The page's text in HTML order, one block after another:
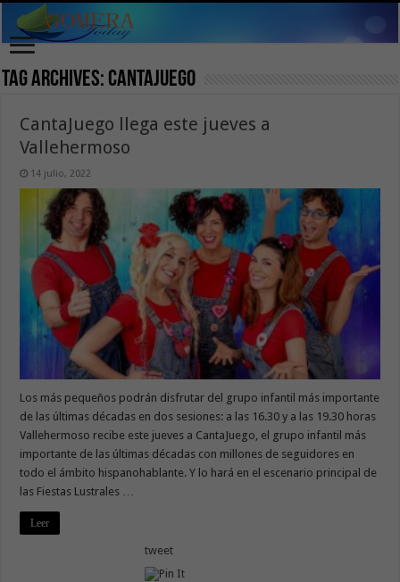
Tag Archives: cantajuego
CantaJuego llega este jueves a
Vallehermoso
14 julio, 2022
Los más pequeños podrán disfrutar del grupo infantil más importante
de las últimas décadas en dos sesiones: a las 16.30 y a las 19.30 horas
Vallehermoso recibe este jueves a CantaJuego, el grupo infantil más
importante de las últimas décadas con millones de seguidores en
todo el ámbito hispanohablante. Y lo hará en el escenario principal de
las Fiestas Lustrales …
Leer
tweet